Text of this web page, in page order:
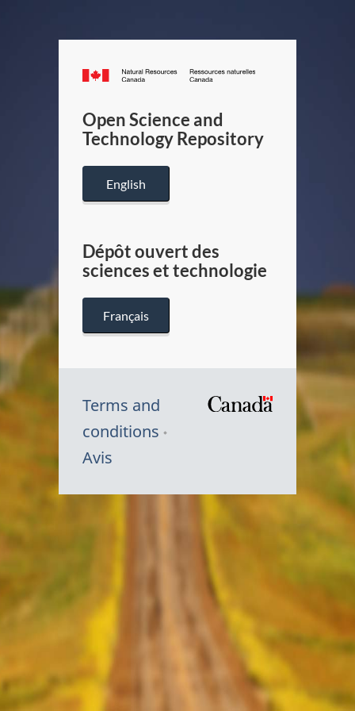
Canada.ca
/
Canada
Open Science and
Technology Repository
English
Dépôt ouvert des
sciences et technologie
Français
Terms and
conditions
Avis
Symbole
Canada